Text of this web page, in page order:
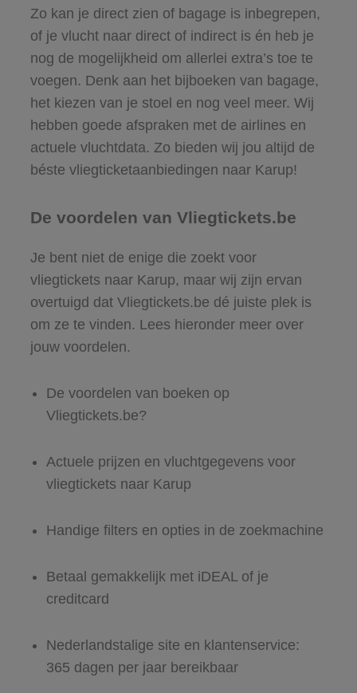
Zo kan je direct zien of bagage is inbegrepen,
of je vlucht naar direct of indirect is én heb je
nog de mogelijkheid om allerlei extra’s toe te
voegen. Denk aan het bijboeken van bagage,
het kiezen van je stoel en nog veel meer. Wij
hebben goede afspraken met de airlines en
actuele vluchtdata. Zo bieden wij jou altijd de
béste vliegticketaanbiedingen naar Karup!
De voordelen van Vliegtickets.be
Je bent niet de enige die zoekt voor
vliegtickets naar Karup, maar wij zijn ervan
overtuigd dat Vliegtickets.be dé juiste plek is
om ze te vinden. Lees hieronder meer over
jouw voordelen.
De voordelen van boeken op
Vliegtickets.be?
Actuele prijzen en vluchtgegevens voor
vliegtickets naar Karup
Handige filters en opties in de zoekmachine
Betaal gemakkelijk met iDEAL of je
creditcard
Nederlandstalige site en klantenservice:
365 dagen per jaar bereikbaar